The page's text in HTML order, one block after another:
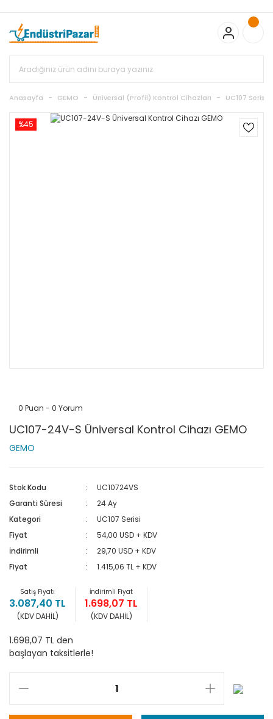
Bayonet J Tip Termokupul Ürünlerinde 50 Adet Alımlarda
Sepette Ekstra %5 İskonto...
50.000,00TL ve Üzeri EMKO Ürünleri
Alışverişlerinizde Sepette %5 EK İNDİRİM...
%15 İskonto... 50.000,00TL ve Üzeri GEMO Ürünleri
Alışverişlerinizde Sepette %3 EK İNDİRİM...
Standart Bayonet J Tip Termokupul Ürünlerinde 100 Adet
Anasayfa GEMO Üniversal (Profil) Kontrol Cihazları UC107 Serisi
%45
0 Puan - 0 Yorum
UC107-24V-S Üniversal Kontrol Cihazı GEMO
GEMO
Stok Kodu
UC10724VS
Garanti Süresi
24 Ay
Kategori
UC107 Serisi
Fiyat
54,00 USD + KDV
İndirimli
29,70 USD + KDV
Fiyat
1.415,06 TL + KDV
Satış Fiyatı
3.087,40 TL
(KDV DAHİL)
İndirimli Fiyat
1.698,07 TL
(KDV DAHİL)
1.698,07 TL den
başlayan taksitlerle!